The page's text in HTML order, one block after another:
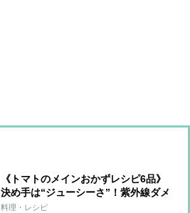
《トマトのメインおかずレシピ6品》
決め手は“ジューシーさ”！紫外線ダメ
ージ対策にも
料理・レシピ